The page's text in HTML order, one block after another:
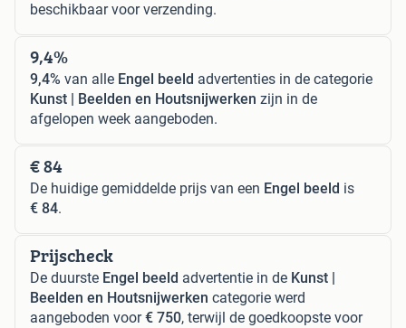
beschikbaar voor verzending.
9,4%
9,4% van alle Engel beeld advertenties in de categorie
Kunst | Beelden en Houtsnijwerken zijn in de
afgelopen week aangeboden.
€ 84
De huidige gemiddelde prijs van een Engel beeld is
€ 84.
Prijscheck
De duurste Engel beeld advertentie in de Kunst |
Beelden en Houtsnijwerken categorie werd
aangeboden voor€ 750, terwijl de goedkoopste voor